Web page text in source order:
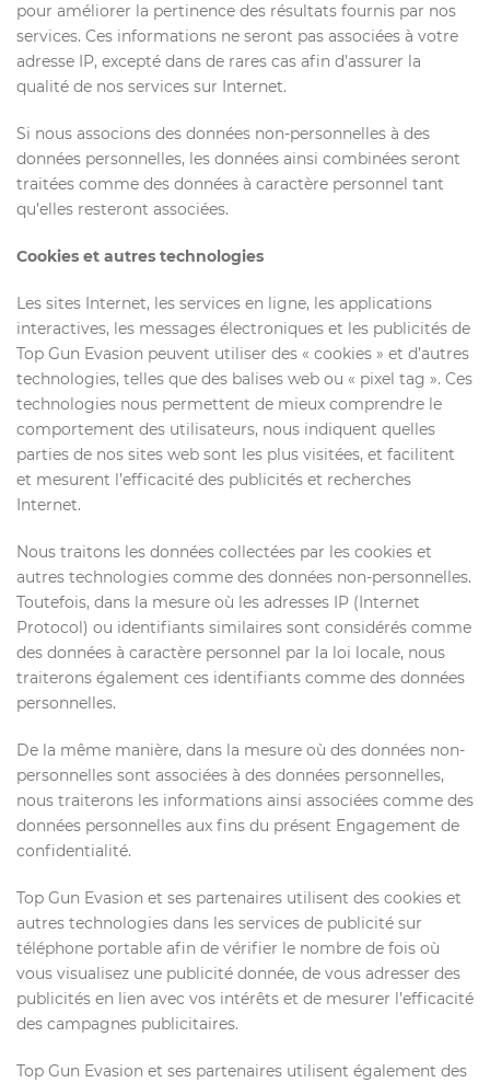
pour améliorer la pertinence des résultats fournis par nos
services. Ces informations ne seront pas associées à votre
adresse IP, excepté dans de rares cas afin d’assurer la
qualité de nos services sur Internet.
Si nous associons des données non-personnelles à des
données personnelles, les données ainsi combinées seront
traitées comme des données à caractère personnel tant
qu’elles resteront associées.
Cookies et autres technologies
Les sites Internet, les services en ligne, les applications
interactives, les messages électroniques et les publicités de
Top Gun Evasion peuvent utiliser des « cookies » et d’autres
technologies, telles que des balises web ou « pixel tag ». Ces
technologies nous permettent de mieux comprendre le
comportement des utilisateurs, nous indiquent quelles
parties de nos sites web sont les plus visitées, et facilitent
et mesurent l’efficacité des publicités et recherches
Internet.
Nous traitons les données collectées par les cookies et
autres technologies comme des données non-personnelles.
Toutefois, dans la mesure où les adresses IP (Internet
Protocol) ou identifiants similaires sont considérés comme
des données à caractère personnel par la loi locale, nous
traiterons également ces identifiants comme des données
personnelles.
De la même manière, dans la mesure où des données non-
personnelles sont associées à des données personnelles,
nous traiterons les informations ainsi associées comme des
données personnelles aux fins du présent Engagement de
confidentialité.
Top Gun Evasion et ses partenaires utilisent des cookies et
autres technologies dans les services de publicité sur
téléphone portable afin de vérifier le nombre de fois où
vous visualisez une publicité donnée, de vous adresser des
publicités en lien avec vos intérêts et de mesurer l’efficacité
des campagnes publicitaires.
Top Gun Evasion et ses partenaires utilisent également des